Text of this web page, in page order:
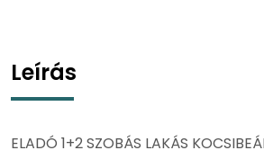
Leírás
ELADÓ 1+2 SZOBÁS LAKÁS